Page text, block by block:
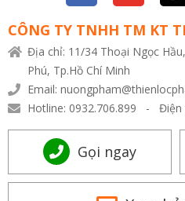
CÔNG TY TNHH TM KT
Địa chỉ: 11/34 Thoại Ngọc
Phú, Tp.Hồ Chí Minh
Email:
Hotline: 0932.706.899 - Điện
Gọi ngay